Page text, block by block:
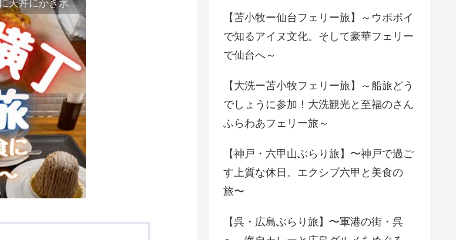
【北品川〜青物横丁食いだおれ旅】〜京急沿線の街で絶品洋食に天丼にかき氷をいただく〜
【苫小牧ー仙台フェリー旅】～ウポポイ
で知るアイヌ文化。そして豪華フェリー
で仙台へ～
【大洗ー苫小牧フェリー旅】～船旅どう
でしょうに参加！大洗観光と至福のさん
ふらわあフェリー旅～
【神戸・六甲山ぶらり旅】〜神戸で過ご
す上質な休日。エクシブ六甲と美食の
旅〜
【呉・広島ぶらり旅】〜軍港の街・呉